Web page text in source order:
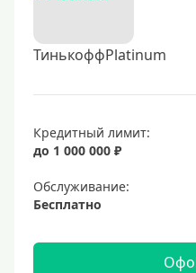
ТинькоффPlatinum
Кредитный лимит:
до 1 000 000 ₽
Обслуживание:
Бесплатно